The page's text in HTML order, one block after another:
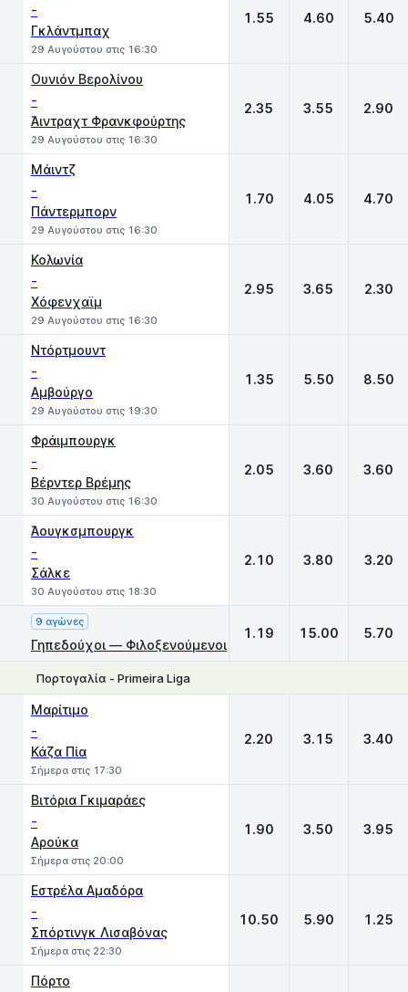
-
Γκλάντμπαχ
29 Αυγούστου στις 16:30
1.55 4.60 5.40
Ουνιόν Βερολίνου
-
Άιντραχτ Φρανκφούρτης
29 Αυγούστου στις 16:30
2.35 3.55 2.90
Μάιντζ
-
Πάντερμπορν
29 Αυγούστου στις 16:30
1.70 4.05 4.70
Κολωνία
-
Χόφενχαϊμ
29 Αυγούστου στις 16:30
2.95 3.65 2.30
Ντόρτμουντ
-
Αμβούργο
29 Αυγούστου στις 19:30
1.35 5.50 8.50
Φράιμπουργκ
-
Βέρντερ Βρέμης
30 Αυγούστου στις 16:30
2.05 3.60 3.60
Άουγκσμπουργκ
-
Σάλκε
30 Αυγούστου στις 18:30
2.10 3.80 3.20
9 αγώνες
Γηπεδούχοι — Φιλοξενούμενοι
1.19 15.00 5.70
Πορτογαλία - Primeira Liga
Μαρίτιμο
-
Κάζα Πία
Σήμερα στις 17:30
2.20 3.15 3.40
Βιτόρια Γκιμαράες
-
Αρούκα
Σήμερα στις 20:00
1.90 3.50 3.95
Εστρέλα Αμαδόρα
-
Σπόρτινγκ Λισαβόνας
Σήμερα στις 22:30
10.50 5.90 1.25
Πόρτο